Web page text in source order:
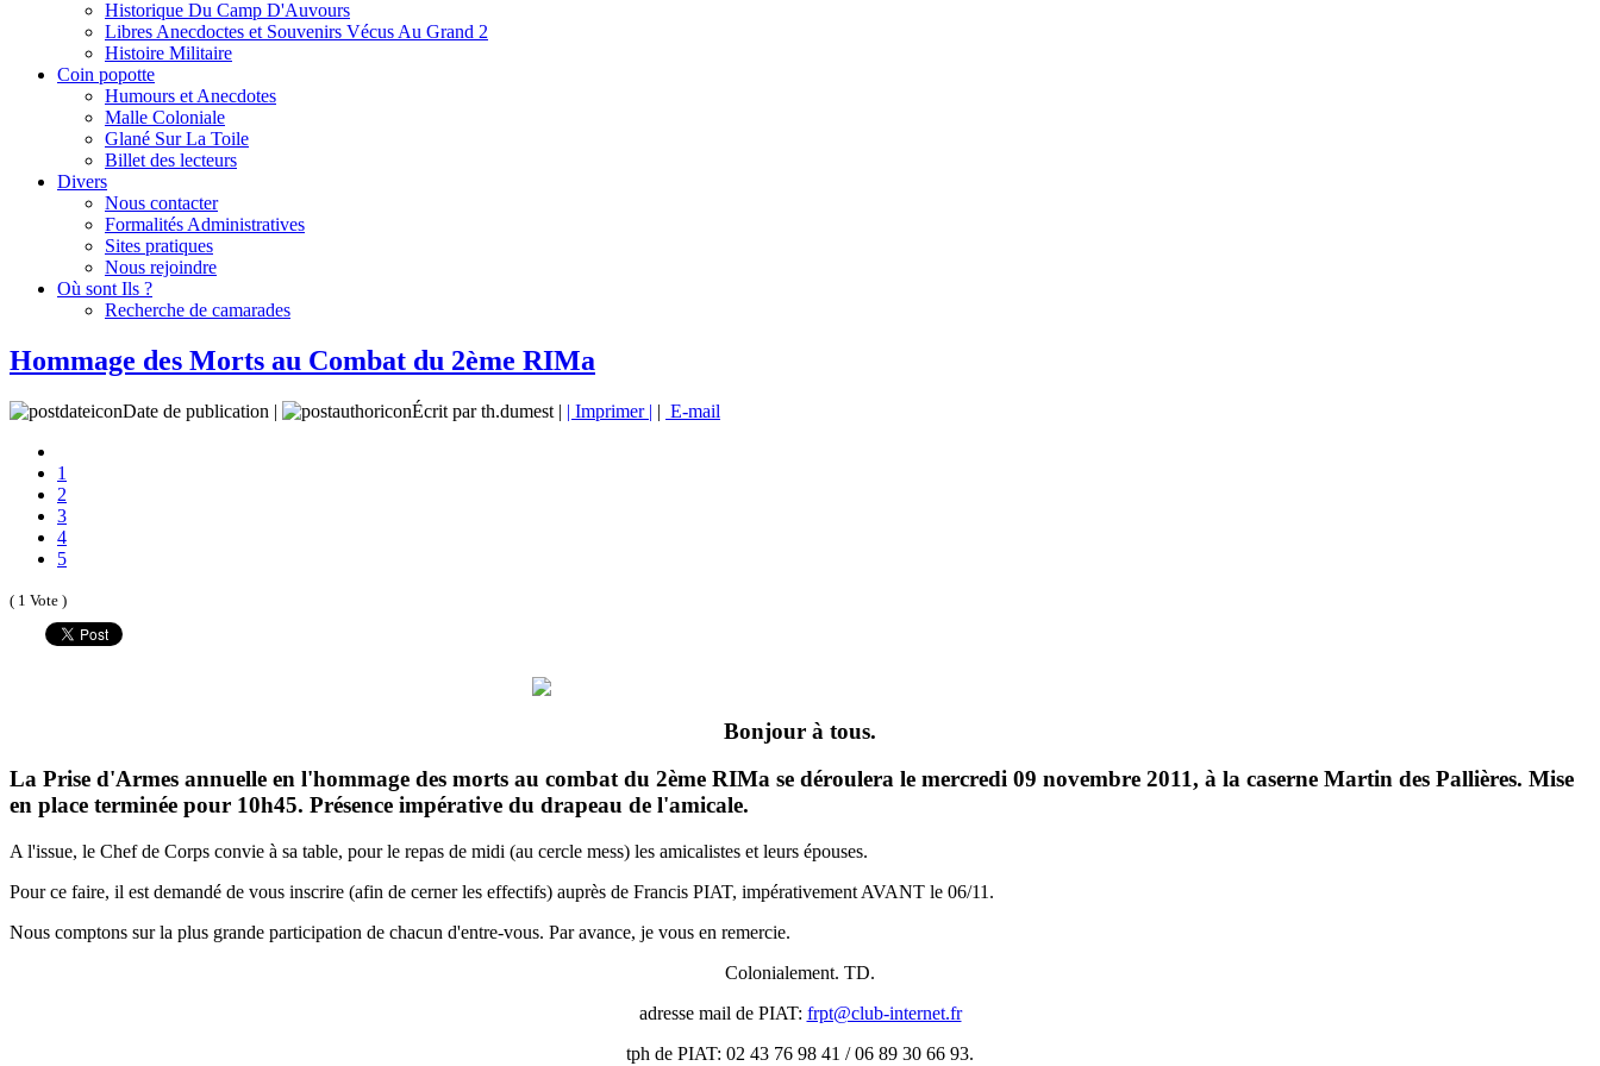
Historique Du Camp D'Auvours
Libres Anecdoctes et Souvenirs Vécus Au Grand 2
Histoire Militaire
Coin popotte
Humours et Anecdotes
Malle Coloniale
Glané Sur La Toile
Billet des lecteurs
Divers
Nous contacter
Formalités Administratives
Sites pratiques
Nous rejoindre
Où sont Ils ?
Recherche de camarades
Hommage des Morts au Combat du 2ème RIMa
Date de publication | Écrit par th.dumest | | Imprimer | | E-mail
1
2
3
4
5
( 1 Vote )
Bonjour à tous.
La Prise d'Armes annuelle en l'hommage des morts au combat du 2ème RIMa se déroulera le mercredi 09 novembre 2011, à la caserne Martin des Pallières. Mise
en place terminée pour 10h45. Présence impérative du drapeau de l'amicale.
A l'issue, le Chef de Corps convie à sa table, pour le repas de midi (au cercle mess) les amicalistes et leurs épouses.
Pour ce faire, il est demandé de vous inscrire (afin de cerner les effectifs) auprès de Francis PIAT, impérativement AVANT le 06/11.
Nous comptons sur la plus grande participation de chacun d'entre-vous. Par avance, je vous en remercie.
Colonialement. TD.
adresse mail de PIAT: frpt@club-internet.fr
tph de PIAT: 02 43 76 98 41 / 06 89 30 66 93.